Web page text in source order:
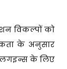
विकल्पों को
के अनुसार
के लिए